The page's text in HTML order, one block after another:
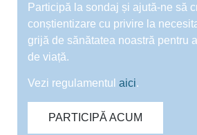
Participă la sondaj și ajută-ne să
conștientizare cu privire la
grijă de sănătatea noastră pentru
de viață.
Vezi regulamentul aici.
PARTICIPĂ ACUM